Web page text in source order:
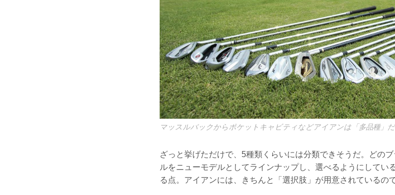
マッスルバックからポケットキャビティなどアイアンは「多品種」だ
ざっと挙げただけで、5種類くらいには分類できそうだ。どの
ルをニューモデルとしてラインナップし、選べるようにしてい
る点。アイアンには、きちんと「選択肢」が用意されているの